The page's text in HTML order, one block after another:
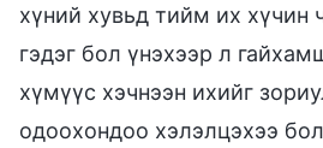
хүний хувьд тийм их хүчин
гэдэг бол үнэхээр л
хүмүүс хэчнээн ихийг
одоохондоо хэлэлцэхээ